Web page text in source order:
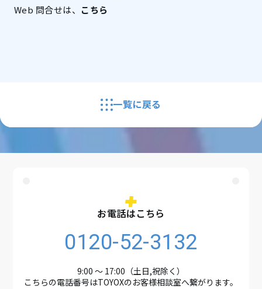
Web 問合せは、 こちら
一覧に戻る
お電話はこちら
0120-52-3132
9:00 ～ 17:00（土日,祝除く）
こちらの電話番号はTOYOXのお客様相談室へ繋がります。